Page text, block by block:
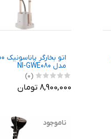
مدل NI-GWE080
(0)
8,900,000 تومان
ناموجود